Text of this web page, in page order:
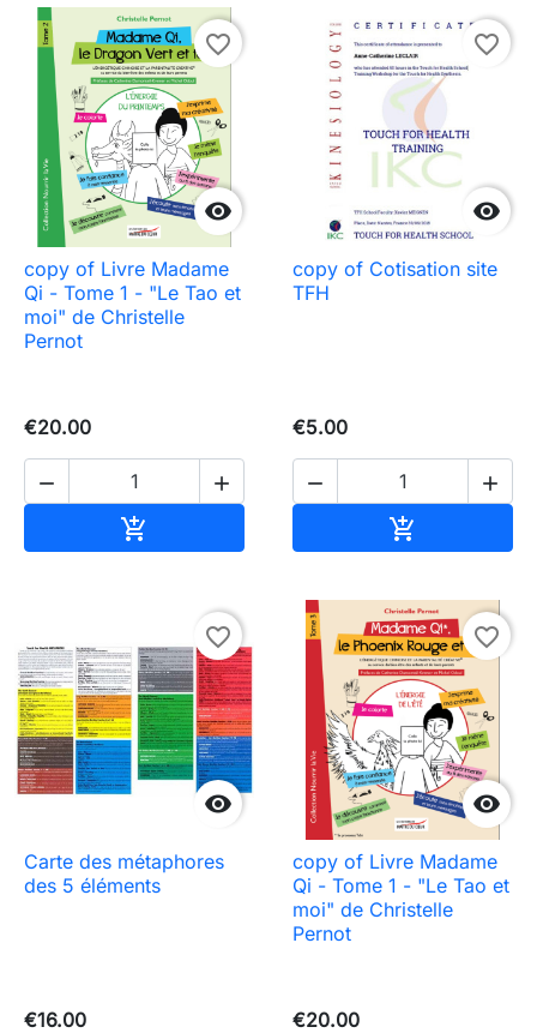

favorite_border
copy of Livre Madame
Qi - Tome 1 - "Le Tao et
moi" de Christelle
Pernot
€20.00
 


favorite_border
copy of Cotisation site
TFH
€5.00
 


favorite_border
Carte des métaphores
des 5 éléments
€16.00

favorite_border
copy of Livre Madame
Qi - Tome 1 - "Le Tao et
moi" de Christelle
Pernot
€20.00